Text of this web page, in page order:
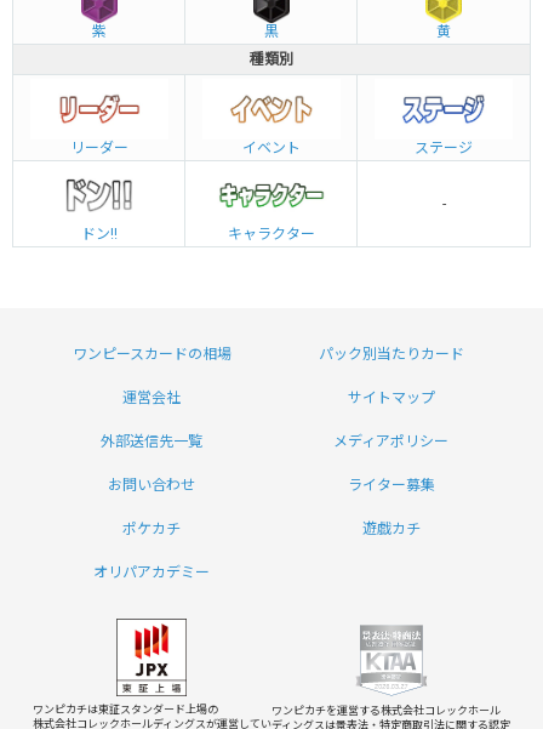
紫 黒
黄
種類別
リーダー イベント ステージ
ドン!! キャラクター
-
ワンピースカードの相場 パック別当たりカード
運営会社 サイトマップ
外部送信先一覧 メディアポリシー
お問い合わせ ライター募集
ポケカチ 遊戯カチ
オリパアカデミー
ワンピカチは東証スタンダード上場の
株式会社コレックホールディングスが運営してい
ワンピカチを運営する株式会社コレックホール
ディングスは景表法・特定商取引法に関する認定